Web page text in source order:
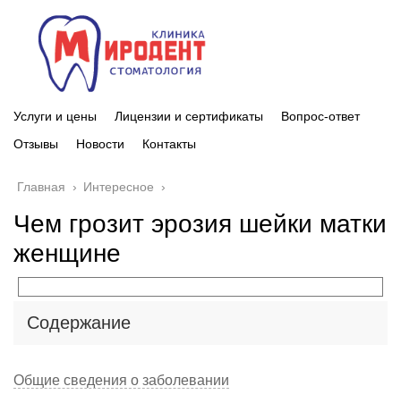
Услуги и цены Лицензии и сертификаты
Вопрос-ответ
Отзывы
Новости Контакты
Главная › Интересное ›
Чем грозит эрозия шейки матки
женщине
Содержание
Общие сведения о заболевании